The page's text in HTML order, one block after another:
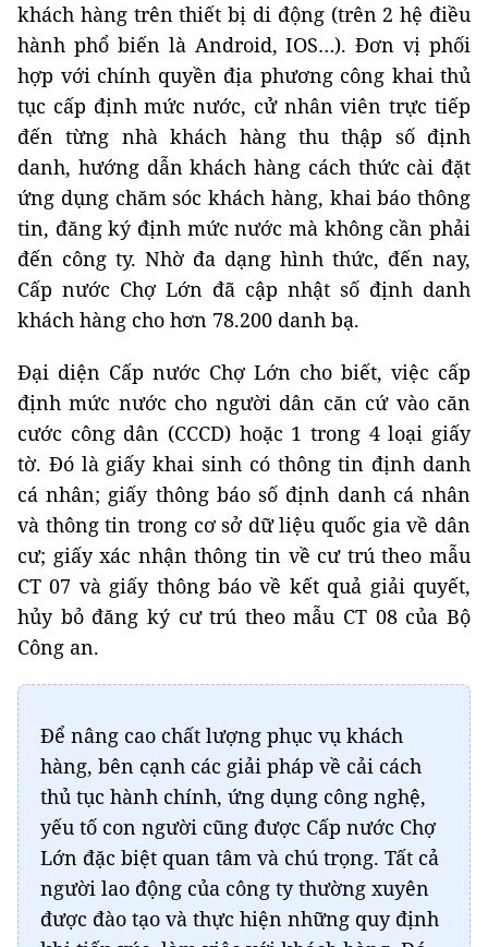
khách hàng trên thiết bị di động (trên 2 hệ điều
hành phổ biến là Android, IOS…). Đơn vị phối
hợp với chính quyền địa phương công khai thủ
tục cấp định mức nước, cử nhân viên trực tiếp
đến từng nhà khách hàng thu thập số định
danh, hướng dẫn khách hàng cách thức cài đặt
ứng dụng chăm sóc khách hàng, khai báo thông
tin, đăng ký định mức nước mà không cần phải
đến công ty. Nhờ đa dạng hình thức, đến nay,
Cấp nước Chợ Lớn đã cập nhật số định danh
khách hàng cho hơn 78.200 danh bạ.
Đại diện Cấp nước Chợ Lớn cho biết, việc cấp
định mức nước cho người dân căn cứ vào căn
cước công dân (CCCD) hoặc 1 trong 4 loại giấy
tờ. Đó là giấy khai sinh có thông tin định danh
cá nhân; giấy thông báo số định danh cá nhân
và thông tin trong cơ sở dữ liệu quốc gia về dân
cư; giấy xác nhận thông tin về cư trú theo mẫu
CT 07 và giấy thông báo về kết quả giải quyết,
hủy bỏ đăng ký cư trú theo mẫu CT 08 của Bộ
Công an.
Để nâng cao chất lượng phục vụ khách
hàng, bên cạnh các giải pháp về cải cách
thủ tục hành chính, ứng dụng công nghệ,
yếu tố con người cũng được Cấp nước Chợ
Lớn đặc biệt quan tâm và chú trọng. Tất cả
người lao động của công ty thường xuyên
được đào tạo và thực hiện những quy định